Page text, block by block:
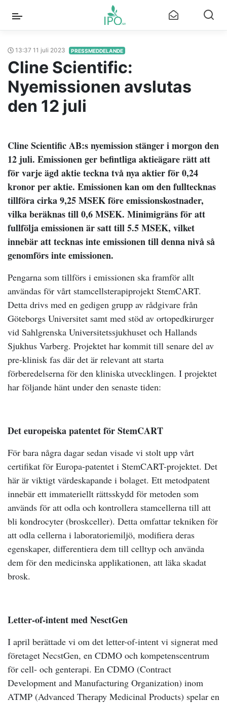
13:37 11 juli 2023 PRESSMEDDELANDE
Cline Scientific:
Nyemissionen avslutas
den 12 juli
Cline Scientific AB:s nyemission stänger i morgon den
12 juli. Emissionen ger befintliga aktieägare rätt att
för varje ägd aktie teckna två nya aktier för 0,24
kronor per aktie. Emissionen kan om den fulltecknas
tillföra cirka 9,25 MSEK före emissionskostnader,
vilka beräknas till 0,6 MSEK. Minimigräns för att
fullfölja emissionen är satt till 5.5 MSEK, vilket
innebär att tecknas inte emissionen till denna nivå så
genomförs inte emissionen.
Pengarna som tillförs i emissionen ska framför allt
användas för vårt stamcellsterapiprojekt StemCART.
Detta drivs med en gedigen grupp av rådgivare från
Göteborgs Universitet samt med stöd av ortopedkirurger
vid Sahlgrenska Universitetssjukhuset och Hallands
Sjukhus Varberg. Projektet har kommit till senare del av
pre-klinisk fas där det är relevant att starta
förberedelserna för den kliniska utvecklingen. I projektet
har följande hänt under den senaste tiden:
Det europeiska patentet för StemCART
För bara några dagar sedan visade vi stolt upp vårt
certifikat för Europa-patentet i StemCART-projektet. Det
här är viktigt värdeskapande i bolaget. Ett metodpatent
innebär ett immateriellt rättsskydd för metoden som
används för att odla och kontrollera stamcellerna till att
bli kondrocyter (broskceller). Detta omfattar tekniken för
att odla cellerna i laboratoriemiljö, modifiera deras
egenskaper, differentiera dem till celltyp och använda
dem för den medicinska applikationen, att läka skadat
brosk.
Letter-of-intent med NesctGen
I april berättade vi om det letter-of-intent vi signerat med
företaget NecstGen, en CDMO och kompetenscentrum
för cell- och genterapi. En CDMO (Contract
Development and Manufacturing Organization) inom
ATMP (Advanced Therapy Medicinal Products) spelar en